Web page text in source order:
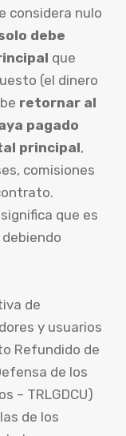
considera nulo
debe
que
(el dinero
retornar al
pagado
principal,
comisiones
que es
de
y usuarios
Refundido de
de los
– TRLGDCU)
de los